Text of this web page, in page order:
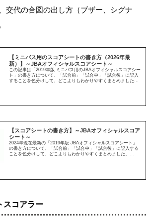
交代の合図の出し方（ブザー、シグナ
【ミニバス用のスコアシートの書き方（2026年最
新）】～JBAオフィシャルスコアシート～
この記事は「2019年版 ミニバス用のJBAオフィシャルスコアシー
ト」の書き方について、「試合前」「試合中」「試合後」に記入
することを色分けして、どこよりもわかりやすくまとめました。
【スコアシートの書き方】～JBAオフィシャルスコア
シート～
2024年現在最新の「2019年版 JBAオフィシャルスコアシート」
の書き方について、「試合前」「試合中」「試合後」に記入する
ことを色分けして、どこよりもわかりやすくまとめました。
スコアラー